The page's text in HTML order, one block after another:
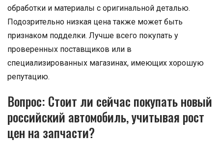
обработки и материалы с оригинальной деталью.
Подозрительно низкая цена также может быть
признаком подделки. Лучше всего покупать у
проверенных поставщиков или в
специализированных магазинах, имеющих хорошую
репутацию.
Вопрос: Стоит ли сейчас покупать новый
российский автомобиль, учитывая рост
цен на запчасти?